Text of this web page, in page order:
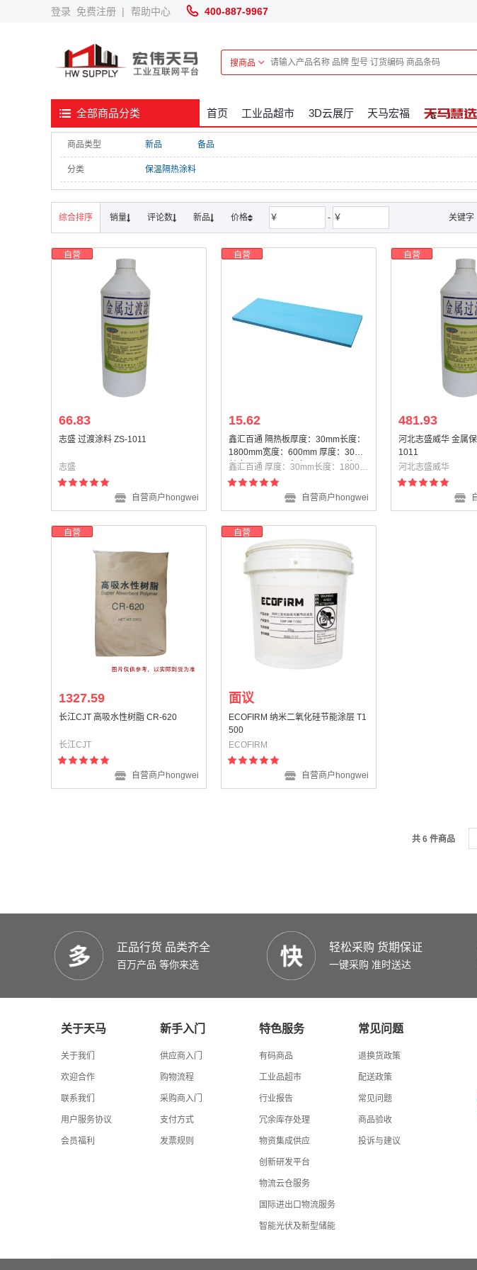
登录 免费注册 | 帮助中心 400-887-9967
搜商品
全部商品分类 首页 工业品超市 3D云展厅 天马宏福
商品类型 新品 备品
分类 保温隔热涂料
综合排序 销量 评论数 新品 价格 ￥ - ￥ 关键字
66.83
志盛 过渡涂料 ZS-1011
志盛
自营
自营商户hongwei
15.62
鑫汇百通 隔热板厚度：30mm长度：
1800mm宽度：600mm 厚度：30mm
长度：1800mm宽度：600mm(蓝
色）
鑫汇百通 厚度：30mm长度：1800mm宽度：600mm(蓝色）
自营
自营商户hongwei
481.93
河北志盛威华 金属
1011
河北志盛威华
自营
1327.59
长江CJT 高吸水性树脂 CR-620
长江CJT
自营
自营商户hongwei
面议
ECOFIRM 纳米二氧化硅节能涂层 T1
500
ECOFIRM
自营
自营商户hongwei
共 6 件商品
正品行货 品类齐全
百万产品 等你来选
轻松采购 货期保证
一键采购 准时送达
关于天马
关于我们
欢迎合作
联系我们
用户服务协议
会员福利
新手入门
供应商入门
购物流程
采购商入门
支付方式
发票规则
特色服务
有码商品
工业品超市
行业报告
冗余库存处理
物资集成供应
创新研发平台
物流云仓服务
国际进出口物流服务
智能光伏及新型储能
常见问题
退换货政策
配送政策
常见问题
商品验收
投诉与建议